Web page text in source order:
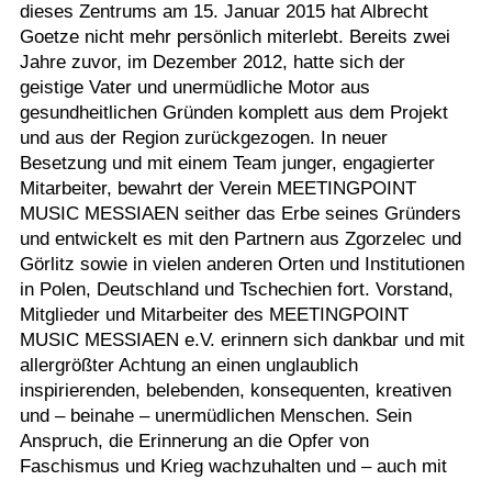
dieses Zentrums am 15. Januar 2015 hat Albrecht
Goetze nicht mehr persönlich miterlebt. Bereits zwei
Jahre zuvor, im Dezember 2012, hatte sich der
geistige Vater und unermüdliche Motor aus
gesundheitlichen Gründen komplett aus dem Projekt
und aus der Region zurückgezogen. In neuer
Besetzung und mit einem Team junger, engagierter
Mitarbeiter, bewahrt der Verein MEETINGPOINT
MUSIC MESSIAEN seither das Erbe seines Gründers
und entwickelt es mit den Partnern aus Zgorzelec und
Görlitz sowie in vielen anderen Orten und Institutionen
in Polen, Deutschland und Tschechien fort. Vorstand,
Mitglieder und Mitarbeiter des MEETINGPOINT
MUSIC MESSIAEN e.V. erinnern sich dankbar und mit
allergrößter Achtung an einen unglaublich
inspirierenden, belebenden, konsequenten, kreativen
und – beinahe – unermüdlichen Menschen. Sein
Anspruch, die Erinnerung an die Opfer von
Faschismus und Krieg wachzuhalten und – auch mit